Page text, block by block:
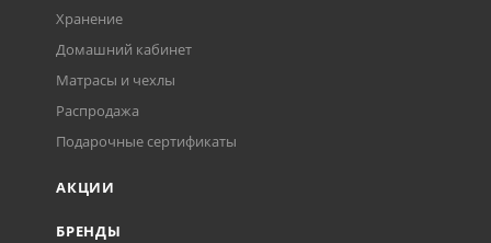
Хранение
Домашний кабинет
Матрасы и чехлы
Распродажа
Подарочные сертификаты
АКЦИИ
БРЕНДЫ